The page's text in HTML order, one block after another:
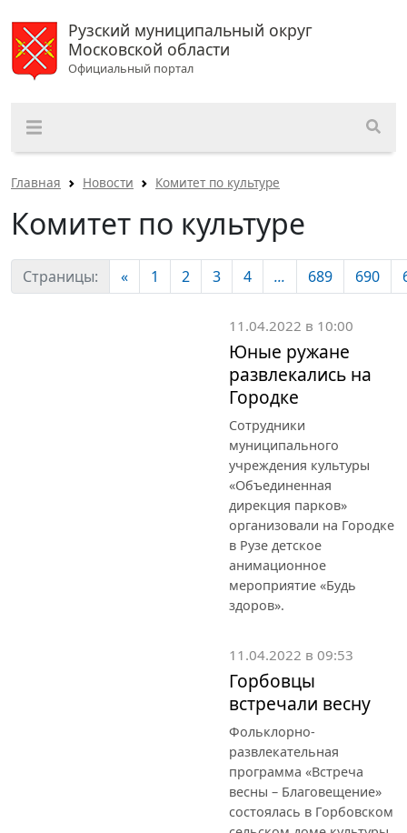
Рузский муниципальный округ
Московской области
Официальный портал
Главная Новости Комитет по культуре
Комитет по культуре
Страницы: « 1 2 3 4 ... 689 690
11.04.2022 в 10:00
Юные ружане
развлекались на
Городке
Сотрудники
муниципального
учреждения культуры
«Объединенная
дирекция парков»
организовали на Городке
в Рузе детское
анимационное
мероприятие «Будь
здоров».
11.04.2022 в 09:53
Горбовцы
встречали весну
Фольклорно-
развлекательная
программа «Встреча
весны – Благовещение»
состоялась в Горбовском